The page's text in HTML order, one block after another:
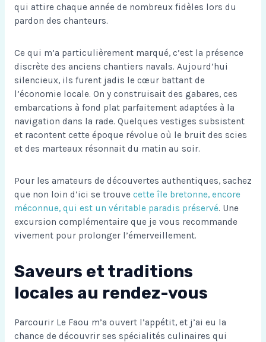
qui attire chaque année de nombreux fidèles lors du
pardon des chanteurs.
Ce qui m’a particulièrement marqué, c’est la présence
discrète des anciens chantiers navals. Aujourd’hui
silencieux, ils furent jadis le cœur battant de
l’économie locale. On y construisait des gabares, ces
embarcations à fond plat parfaitement adaptées à la
navigation dans la rade. Quelques vestiges subsistent
et racontent cette époque révolue où le bruit des scies
et des marteaux résonnait du matin au soir.
Pour les amateurs de découvertes authentiques, sachez
que non loin d’ici se trouve cette île bretonne, encore
méconnue, qui est un véritable paradis préservé. Une
excursion complémentaire que je vous recommande
vivement pour prolonger l’émerveillement.
Saveurs et traditions
locales au rendez-vous
Parcourir Le Faou m’a ouvert l’appétit, et j’ai eu la
chance de découvrir ses spécialités culinaires qui